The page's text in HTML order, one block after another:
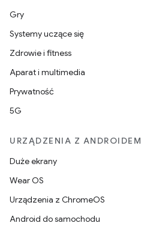
Gry
Systemy uczące się
Zdrowie i fitness
Aparat i multimedia
Prywatność
5G
URZĄDZENIA Z ANDROIDEM
Duże ekrany
Wear OS
Urządzenia z ChromeOS
Android do samochodu